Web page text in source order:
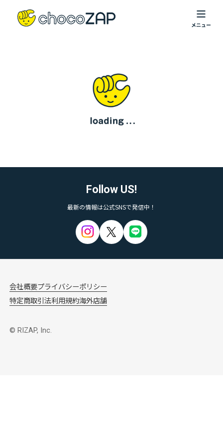
Follow US!
最新の情報は公式SNSで発信中！
会社概要プライバシーポリシー
特定商取引法利用規約海外店舗
© RIZAP, Inc.